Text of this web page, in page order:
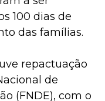
100 dias de
das famílias.
repactuação
de
(FNDE), com o